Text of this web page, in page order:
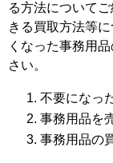
る方法について
きる買取方法等
くなった事務用
さい。
不要になっ
事務用品を
事務用品の